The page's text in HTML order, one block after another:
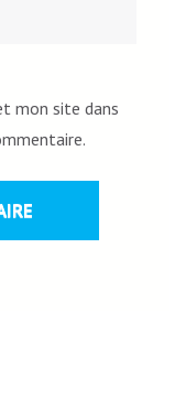
mon site dans